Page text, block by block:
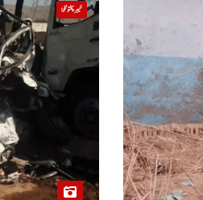
خیبر پختونخوا